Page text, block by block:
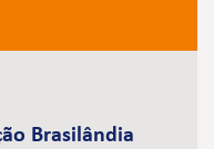
Brasilândia